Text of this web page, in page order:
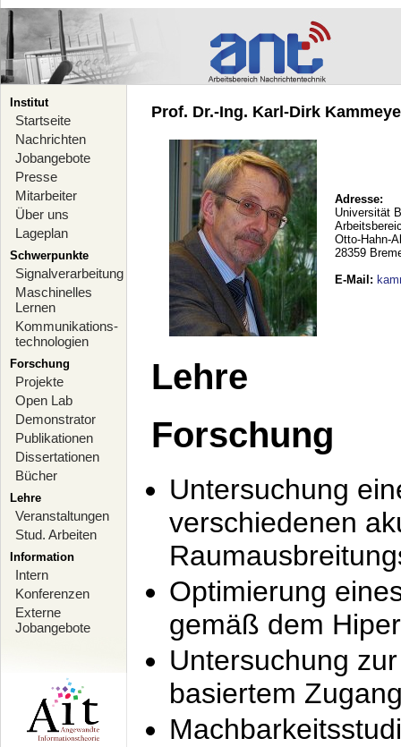
Institut
Startseite
Nachrichten
Jobangebote
Presse
Mitarbeiter
Über uns
Lageplan
Schwerpunkte
Signalverarbeitung
Maschinelles
Lernen
Kommunikations-
technologien
Forschung
Projekte
Open Lab
Demonstrator
Publikationen
Dissertationen
Bücher
Lehre
Veranstaltungen
Stud. Arbeiten
Information
Intern
Konferenzen
Externe
Jobangebote
Prof. Dr.-Ing. Karl-Dirk
Adresse:
Universität
Otto-Hahn-
28359
E-Mail :
Lehre
Forschung
Untersuchung
verschiedenen
Optimierung
gemäß dem
Untersuchung
basiertem